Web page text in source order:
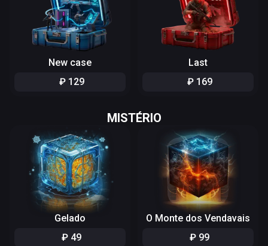
New case
₽ 129
Last
₽ 169
MISTÉRIO
Gelado
₽ 49
O Monte dos Vendavais
₽ 99